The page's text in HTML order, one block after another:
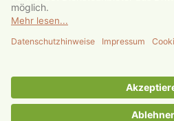
DATENSCHUTZ